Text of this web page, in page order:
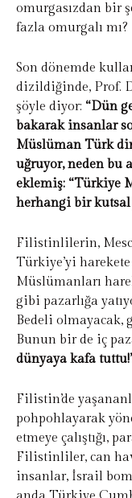
omurgasızdan bir
fazla omurgalı mı?
Son dönemde
dizildiğinde, Prof.
şöyle diyor: “Dün
bakarak insanlar
Müslüman Türk
uğruyor, neden bu
eklemiş: “Türkiye
herhangi bir kutsal
Filistinlilerin,
Türkiye’yi
Müslümanları
gibi pazarlığa
Bedeli olmayacak,
Bunun bir de iç
dünyaya kafa
Filistin’de
pohpohlayarak
etmeye çalıştığı,
Filistinliler, can
insanlar, İsrail